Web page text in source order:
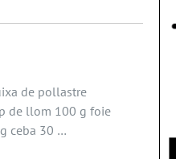
de pollastre
de llom 100 g foie
ceba 30 …